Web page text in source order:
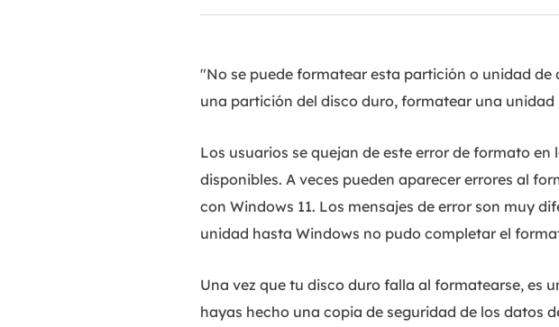
MS SQL Recovery
"No se puede formatear esta partición o unidad
una partición del disco duro, formatear una unidad
Los usuarios se quejan de este error de formato
disponibles. A veces pueden aparecer errores al
con Windows 11. Los mensajes de error son muy
unidad hasta Windows no pudo completar el
Una vez que tu disco duro falla al formatearse, es
hayas hecho una copia de seguridad de los datos